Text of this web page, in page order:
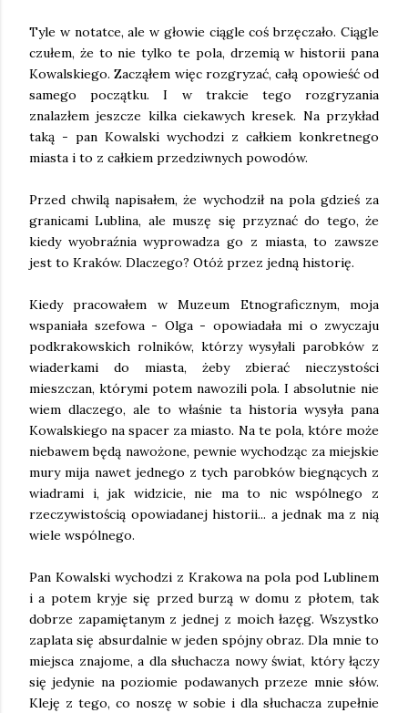
Tyle w notatce, ale w głowie ciągle coś brzęczało. Ciągle
czułem, że to nie tylko te pola, drzemią w historii pana
Kowalskiego. Zacząłem więc rozgryzać, całą opowieść od
samego początku. I w trakcie tego rozgryzania
znalazłem jeszcze kilka ciekawych kresek. Na przykład
taką - pan Kowalski wychodzi z całkiem konkretnego
miasta i to z całkiem przedziwnych powodów.
Przed chwilą napisałem, że wychodził na pola gdzieś za
granicami Lublina, ale muszę się przyznać do tego, że
kiedy wyobraźnia wyprowadza go z miasta, to zawsze
jest to Kraków. Dlaczego? Otóż przez jedną historię.
Kiedy pracowałem w Muzeum Etnograficznym, moja
wspaniała szefowa - Olga - opowiadała mi o zwyczaju
podkrakowskich rolników, którzywysyłali parobków z
wiaderkami do miasta, żeby zbierać nieczystości
mieszczan, którymi potem nawozili pola. I absolutnie nie
wiem dlaczego, ale to właśnie ta historia wysyła pana
Kowalskiego na spacer za miasto. Na te pola, które może
niebawem będą nawożone, pewnie wychodząc za miejskie
mury mija nawet jednego z tych parobków biegnących z
wiadrami i, jak widzicie, nie ma to nic wspólnego z
rzeczywistością opowiadanej historii... a jednak ma z nią
wiele wspólnego.
Pan Kowalski wychodzi z Krakowa na pola pod Lublinem
i a potem kryje się przed burzą w domu z płotem, tak
dobrze zapamiętanym z jednej z moich łazęg. Wszystko
zaplata się absurdalnie w jeden spójny obraz. Dla mnie to
miejsca znajome, a dla słuchacza nowy świat, który łączy
się jedynie na poziomie podawanych przeze mnie słów.
Kleję z tego, co noszę w sobie i dla słuchacza zupełnie